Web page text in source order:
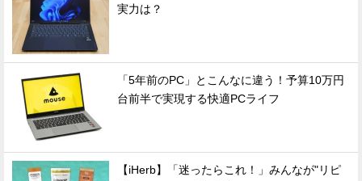
実力は？
「5年前のPC」とこんなに違う！予算10万円
台前半で実現する快適PCライフ
【iHerb】「迷ったらこれ！」みんなが"リピ